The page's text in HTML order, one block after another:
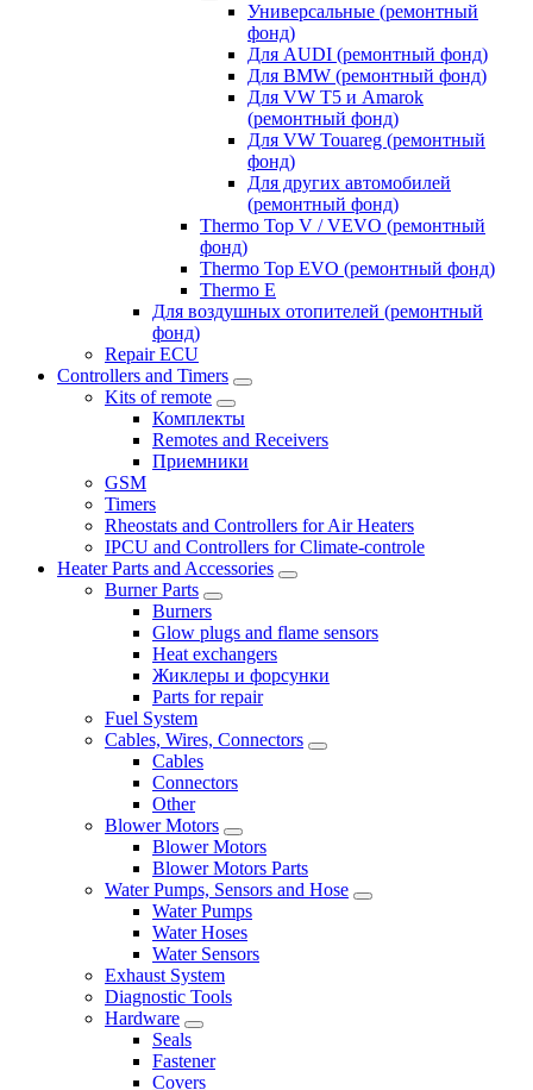
Универсальные (ремонтный
фонд)
Для AUDI (ремонтный фонд)
Для BMW (ремонтный фонд)
Для VW T5 и Amarok
(ремонтный фонд)
Для VW Touareg (ремонтный
фонд)
Для других автомобилей
(ремонтный фонд)
Thermo Top V / VEVO (ремонтный
фонд)
Thermo Top EVO (ремонтный фонд)
Thermo E
Для воздушных отопителей (ремонтный
фонд)
Repair ECU
Controllers and Timers
Kits of remote
Комплекты
Remotes and Receivers
Приемники
GSM
Timers
Rheostats and Controllers for Air Heaters
IPCU and Controllers for Climate-controle
Heater Parts and Accessories
Burner Parts
Burners
Glow plugs and flame sensors
Heat exchangers
Жиклеры и форсунки
Parts for repair
Fuel System
Cables, Wires, Connectors
Cables
Connectors
Other
Blower Motors
Blower Motors
Blower Motors Parts
Water Pumps, Sensors and Hose
Water Pumps
Water Hoses
Water Sensors
Exhaust System
Diagnostic Tools
Hardware
Seals
Fastener
Covers